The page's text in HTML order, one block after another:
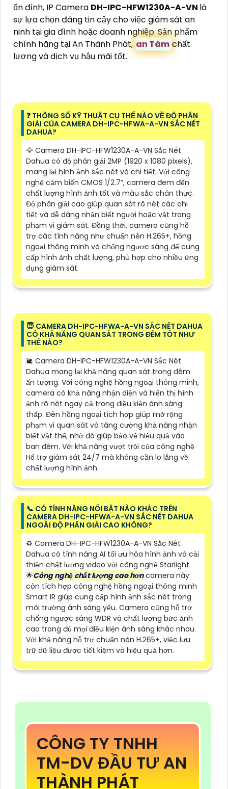
ổn định, IP Camera DH-IPC-HFW1230A-A-VN là
sự lựa chọn đáng tin cậy cho việc giám sát an
ninh tại gia đình hoặc doanh nghiệp. Sản phẩm
chính hãng tại An Thành Phát, an Tâm chất
lượng và dịch vụ hậu mãi tốt.
️❓ THÔNG SỐ KỸ THUẬT CỤ THỂ NÀO VỀ ĐỘ PHÂN
GIẢI CỦA CAMERA DH-IPC-HFWA-A-VN SẮC NÉT
DAHUA?
🦅 Camera DH-IPC-HFW1230A-A-VN Sắc Nét
Dahua có độ phân giải 2MP (1920 x 1080 pixels),
mang lại hình ảnh sắc nét và chi tiết. Với công
nghệ cảm biến CMOS 1/2.7”, camera đem đến
chất lượng hình ảnh tốt và màu sắc chân thực.
Độ phân giải cao giúp quan sát rõ nét các chi
tiết và dễ dàng nhận biết người hoặc vật trong
phạm vi giám sát. Đồng thời, camera cũng hỗ
trợ các tính năng như chuẩn nén H.265+, hồng
ngoại thông minh và chống ngược sáng để cung
cấp hình ảnh chất lượng, phù hợp cho nhiều ứng
dụng giám sát.
😇 CAMERA DH-IPC-HFWA-A-VN SẮC NÉT DAHUA
CÓ KHẢ NĂNG QUAN SÁT TRONG ĐÊM TỐT NHƯ
THẾ NÀO?
🐌 Camera DH-IPC-HFW1230A-A-VN Sắc Nét
Dahua mang lại khả năng quan sát trong đêm
ấn tượng. Với công nghệ hồng ngoại thông minh,
camera có khả năng nhận diện và hiển thị hình
ảnh rõ nét ngay cả trong điều kiện ánh sáng
thấp. Đèn hồng ngoại tích hợp giúp mở rộng
phạm vi quan sát và tăng cường khả năng nhận
biết vật thể, nhờ đó giúp bảo vệ hiệu quả vào
ban đêm. Với khả năng vượt trội của công nghệ
Hổ trợ giám sát 24/7 mà không cần lo lắng về
chất lượng hình ảnh.
📞 CÓ TÍNH NĂNG NỔI BẬT NÀO KHÁC TRÊN
CAMERA DH-IPC-HFWA-A-VN SẮC NÉT DAHUA
NGOÀI ĐỘ PHÂN GIẢI CAO KHÔNG?
♻️ Camera DH-IPC-HFW1230A-A-VN Sắc Nét
Dahua có tính năng AI tối ưu hóa hình ảnh và cải
thiện chất lượng video với công nghệ Starlight.
🌟Công nghệ chất lượng cao hơncamera này
còn tích hợp công nghệ hồng ngoại thông minh
Smart IR giúp cung cấp hình ảnh sắc nét trong
môi trường ánh sáng yếu. Camera cũng hỗ trợ
chống ngược sáng WDR và chất lượng bức ảnh
cao trong đủ mọi điều kiện ánh sáng khác nhau.
Với khả năng hỗ trợ chuẩn nén H.265+, việc lưu
trữ dữ liệu được tiết kiệm và hiệu quả hơn.
CÔNG TY TNHH
TM-DV ĐẦU TƯ AN
THÀNH PHÁT